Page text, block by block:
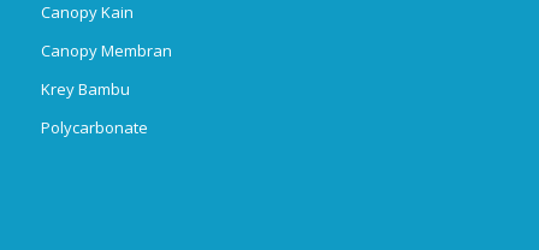
Canopy Kain
Canopy Membran
Krey Bambu
Polycarbonate